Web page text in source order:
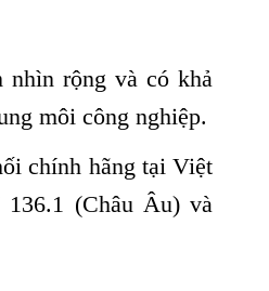
nhìn rộng vàcó khả
môi công nghiệp.
chính hãng tại Việt
(Châu Âu) và